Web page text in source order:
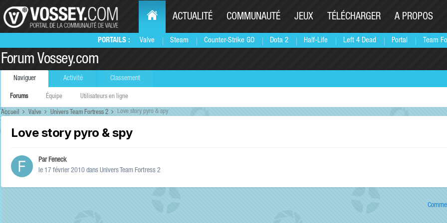
PORTAILS : Valve Steam Counter-Strike GO Dota 2 Half-Life Left 4 Dead Portal Team
ACTUALITÉ COMMUNAUTÉ JEUX TÉLÉCHARGER A PROPOS
Forum Vossey.com
Naviguer
Forums Équipe Utilisateurs en ligne
Activité Classement
Accueil Valve Univers Team Fortress 2 Love story pyro & spy
Love story pyro & spy
ParFeneck
le 17 février 2010 dans Univers Team Fortress 2